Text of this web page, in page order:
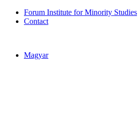
Forum Institute for Minority Studies
Contact
Magyar